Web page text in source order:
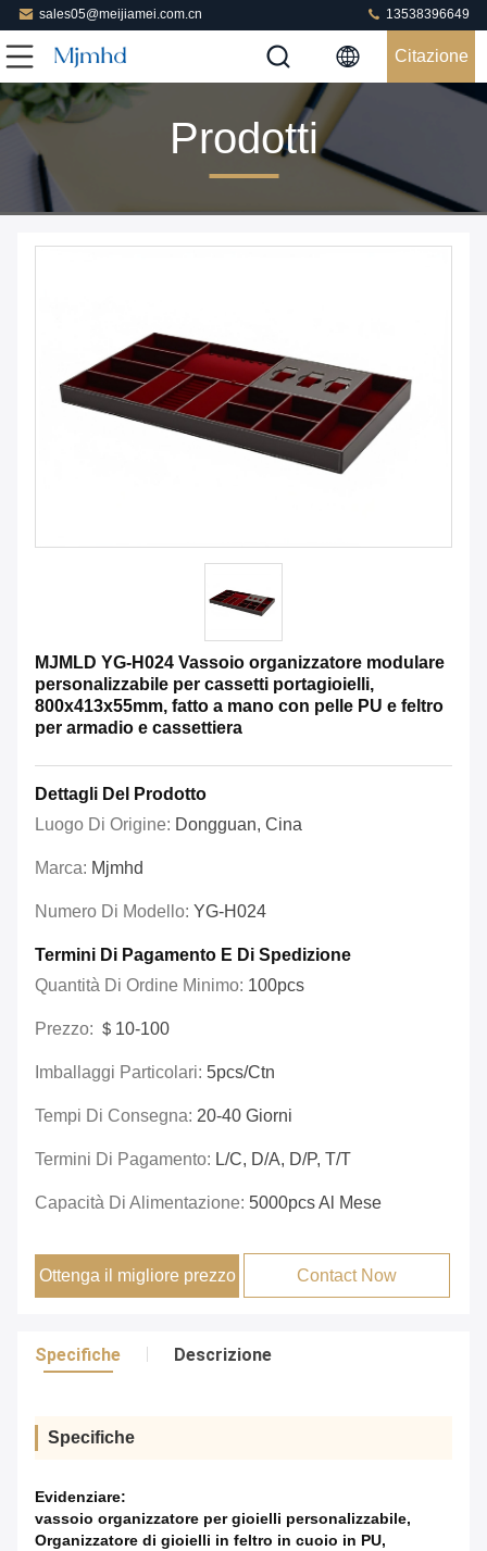
sales05@meijiamei.com.cn 13538396649
Citazione
Prodotti
MJMLD YG-H024 Vassoio organizzatore modulare
personalizzabile per cassetti portagioielli,
800x413x55mm, fatto a mano con pelle PU e feltro
per armadio e cassettiera
Dettagli Del Prodotto
Luogo Di Origine: Dongguan, Cina
Marca: Mjmhd
Numero Di Modello: YG-H024
Termini Di Pagamento E Di Spedizione
Quantità Di Ordine Minimo: 100pcs
Prezzo: ＄10-100
Imballaggi Particolari: 5pcs/ctn
Tempi Di Consegna: 20-40 Giorni
Termini Di Pagamento: L/c, D/a, D/p, T/t
Capacità Di Alimentazione: 5000pcs Al Mese
Ottenga il migliore prezzo Contact Now
Specifiche Descrizione
Specifiche
Evidenziare:
vassoio organizzatore per gioielli personalizzabile,
Organizzatore di gioielli in feltro in cuoio in PU,